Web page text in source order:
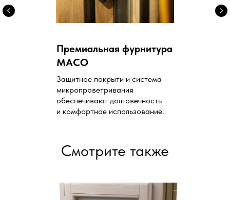
Премиальная фурнитура
MACO
Защитное покрыти и система
микропроветривания
обеспечивают долговечность
и комфортное использование.
Смотрите также